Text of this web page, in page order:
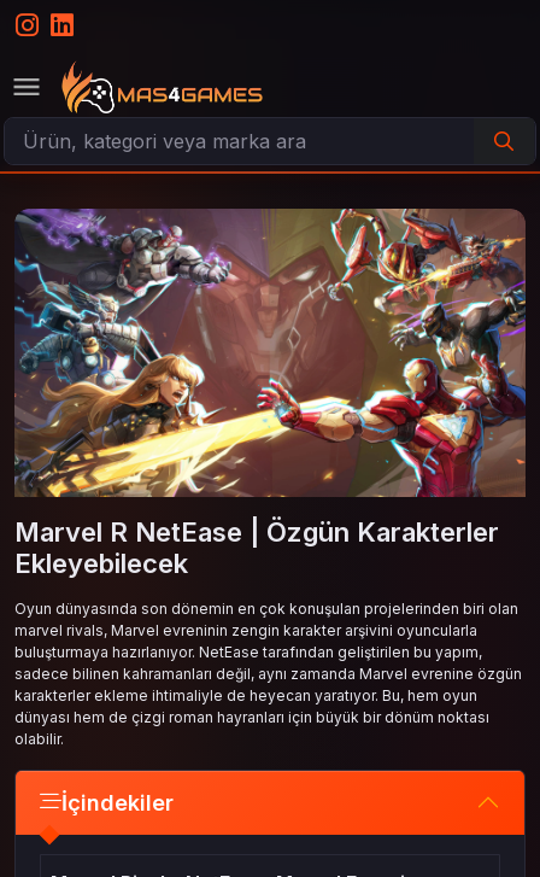
Marvel R NetEase | Özgün Karakterler
Ekleyebilecek
Oyun dünyasında son dönemin en çok konuşulan projelerinden biri olan
marvel rivals, Marvel evreninin zengin karakter arşivini oyuncularla
buluşturmaya hazırlanıyor. NetEase tarafından geliştirilen bu yapım,
sadece bilinen kahramanları değil, aynı zamanda Marvel evrenine özgün
karakterler ekleme ihtimaliyle de heyecan yaratıyor. Bu, hem oyun
dünyası hem de çizgi roman hayranları için büyük bir dönüm noktası
olabilir.
İçindekiler